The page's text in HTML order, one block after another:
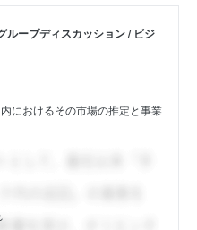
ループディスカッション / ビジ
におけるその市場の推定と事業